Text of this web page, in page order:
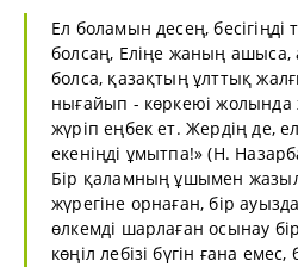
Ел боламын десең, бесігіңді
болсаң, Еліңе жаның
болса, қазақтың ұлттық
нығайып - көркеюі жолында
жүріп еңбек ет. Жердің де,
екеніңді ұмытпа!» (Н.
Бір қаламның ұшымен
жүрегіне орнаған, бір
өлкемді шарлаған осынау
көңіл лебізі бүгін ғана